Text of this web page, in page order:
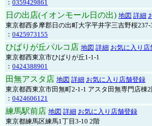
： 0359429861
日の出店(イオンモール日の出) 地図 詳細
東京都西多摩郡日の出町大字平井字三吉野桜237-
： 0425973155
ひばりが丘パルコ店 地図 詳細 お気に入り店
東京都西東京市ひばりが丘1-1-1
： 0424388901
田無アスタ店 地図 詳細 お気に入り店舗登録
東京都西東京市田無町2-1-1 アスタ田無専門店棟
： 0424606121
練馬駅前店 地図 詳細 お気に入り店舗登録
東京都練馬区練馬1丁目3-10 2階